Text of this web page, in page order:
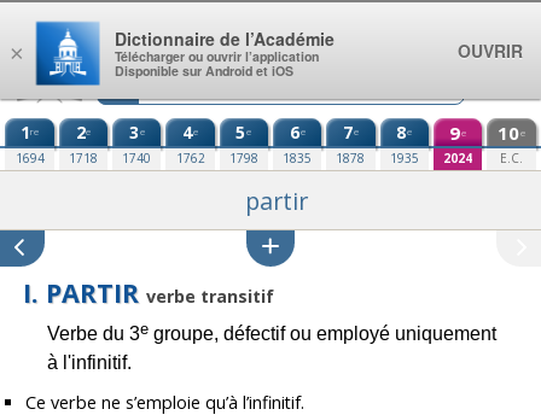
Aller au contenu
1re
1694
2e
1718
3e
1740
4e
1762
5e
1798
6e
1835
7e
1878
8e
1935
9e
2024
10e
E.C.
partir
I. PARTIR verbe transitif
Verbe du 3egroupe, défectif ou employé uniquement
à l'infinitif.
Ce verbe ne s’emploie qu’à l’infinitif.
×
Dictionnaire de l’Académie
Télécharger ou ouvrir l’application
Disponible sur Android et iOS
OUVRIR